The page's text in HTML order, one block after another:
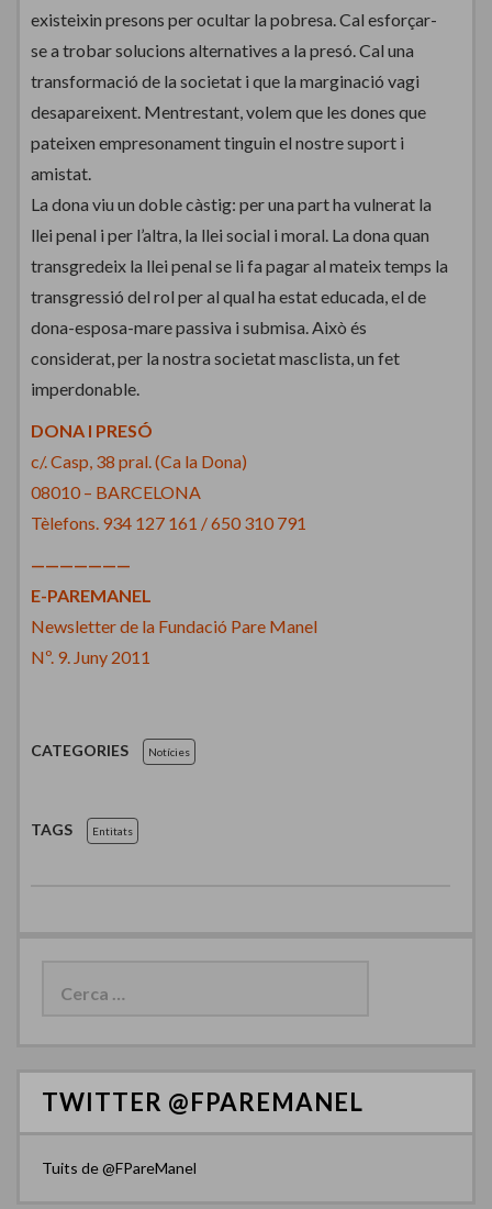
existeixin presons per ocultar la pobresa. Cal esforçar-
se a trobar solucions alternatives a la presó. Cal una
transformació de la societat i que la marginació vagi
desapareixent. Mentrestant, volem que les dones que
pateixen empresonament tinguin el nostre suport i
amistat.
La dona viu un doble càstig: per una part ha vulnerat la
llei penal i per l’altra, la llei social i moral. La dona quan
transgredeix la llei penal se li fa pagar al mateix temps la
transgressió del rol per al qual ha estat educada, el de
dona-esposa-mare passiva i submisa. Això és
considerat, per la nostra societat masclista, un fet
imperdonable.
DONA I PRESÓ
c/. Casp, 38 pral. (Ca la Dona)
08010 – BARCELONA
Tèlefons. 934 127 161 / 650 310 791
———————
E-PAREMANEL
Newsletter de la Fundació Pare Manel
Nº. 9. Juny 2011
CATEGORIES Notícies
TAGS Entitats
TWITTER @FPAREMANEL
Tuits de @FPareManel